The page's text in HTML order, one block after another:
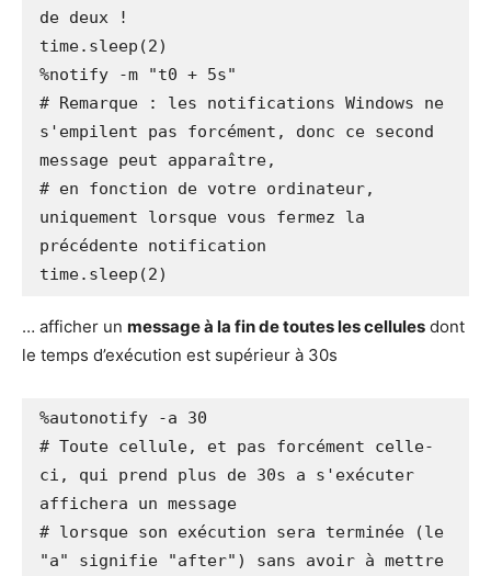
de deux !
time.sleep(2)
%notify -m "t0 + 5s"
# Remarque : les notifications Windows ne
s'empilent pas forcément, donc ce second
message peut apparaître,
# en fonction de votre ordinateur,
uniquement lorsque vous fermez la
précédente notification
time.sleep(2)
… afficher un message à la fin de toutes les cellules dont
le temps d’exécution est supérieur à 30s
%autonotify -a 30
# Toute cellule, et pas forcément celle-
ci, qui prend plus de 30s a s'exécuter
affichera un message
# lorsque son exécution sera terminée (le
"a" signifie "after") sans avoir à mettre